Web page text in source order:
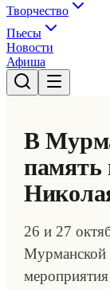
Творчество
Пьесы
Новости
Афиша
В
память
26 и 27
Мурманской